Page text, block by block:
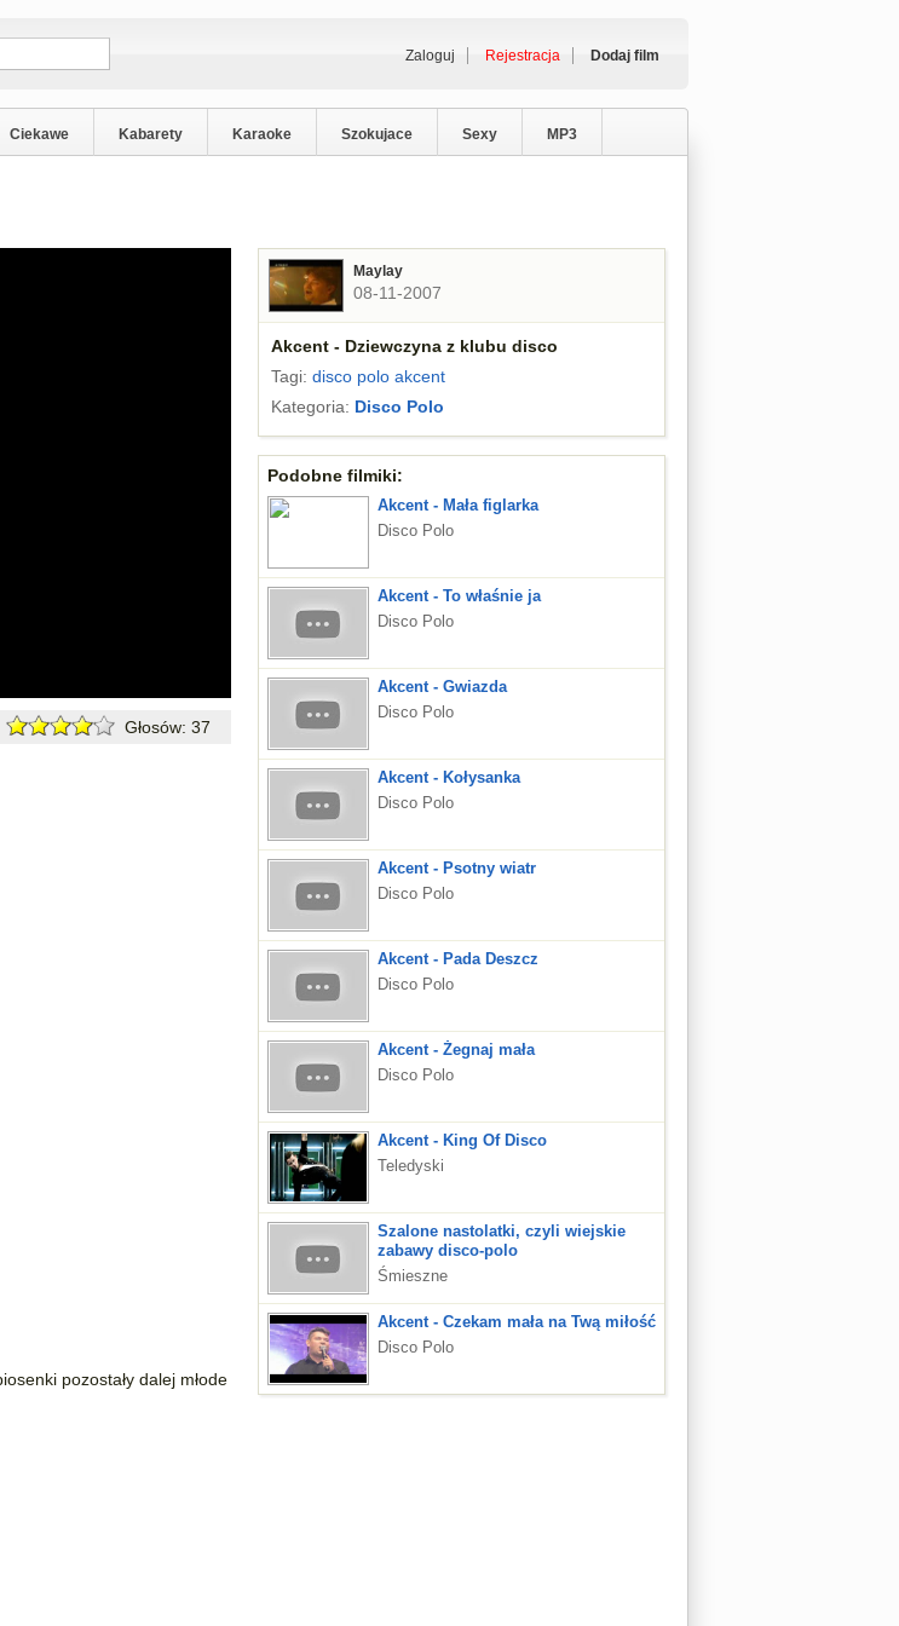
Zaloguj Rejestracja Dodaj film
Ciekawe Kabarety Karaoke Szokujace Sexy MP3
Głosów: 37
pozostały dalej młode
Maylay
08-11-2007
Akcent - Dziewczyna z klubu disco
Tagi: disco polo akcent
Kategoria: Disco Polo
Podobne filmiki:
Akcent - Mała figlarka
Disco Polo
Akcent - To właśnie ja
Disco Polo
Akcent - Gwiazda
Disco Polo
Akcent - Kołysanka
Disco Polo
Akcent - Psotny wiatr
Disco Polo
Akcent - Pada Deszcz
Disco Polo
Akcent - Żegnaj mała
Disco Polo
Akcent - King Of Disco
Teledyski
Szalone nastolatki, czyli wiejskie
zabawy disco-polo
Śmieszne
Akcent - Czekam mała na Twą miłość
Disco Polo